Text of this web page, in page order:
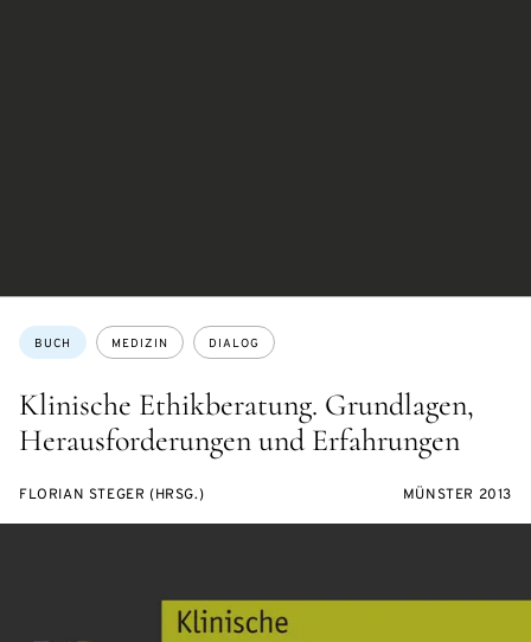
Klinische Ethikberatung. Grundlagen,
Herausforderungen und Erfahrungen
Themen:
BUCH MEDIZIN DIALOG
FLORIAN STEGER (HRSG.) MÜNSTER 2013